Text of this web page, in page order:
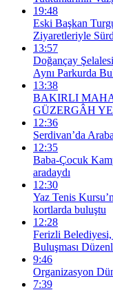
19:48
Eski Başkan
Ziyaretleriyle
13:57
Doğançay
Aynı Parkurda
13:38
BAKIRLI
GÜZERGÂH
12:36
Serdivan’da
12:35
Baba-Çocuk
aradaydı
12:30
Yaz Tenis
kortlarda buluştu
12:28
Ferizli
Buluşması
9:46
Organizasyon
7:39